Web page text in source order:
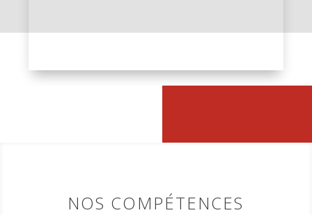
NOS COMPÉTENCES